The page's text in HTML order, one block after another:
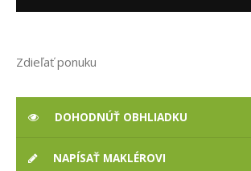
Zdieľať ponuku
DOHODNÚŤ OBHLIADKU
NAPÍSAŤ MAKLÉROVI